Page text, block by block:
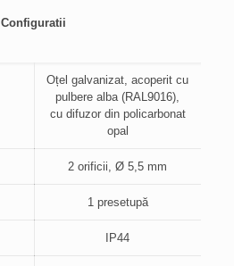
Configuratii
Oțel galvanizat, acoperit cu
pulbere alba (RAL9016),
cu difuzor din policarbonat
opal
2 orificii, Ø 5,5 mm
1 presetupă
IP44